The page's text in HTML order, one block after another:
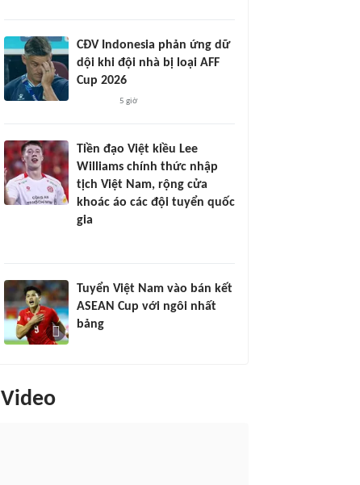
CĐV Indonesia phản ứng dữ
dội khi đội nhà bị loại AFF
Cup 2026
5 giờ
Tiền đạo Việt kiều Lee
Williams chính thức nhập
tịch Việt Nam, rộng cửa
khoác áo các đội tuyển quốc
gia
Tuyển Việt Nam vào bán kết
ASEAN Cup với ngôi nhất
bảng
Video